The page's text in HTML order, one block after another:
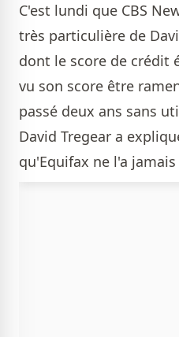
C'est lundi que CBS
très particulière de
dont le score de crédit
vu son score être
passé deux ans sans
David Tregear a
qu'Equifax ne l'a